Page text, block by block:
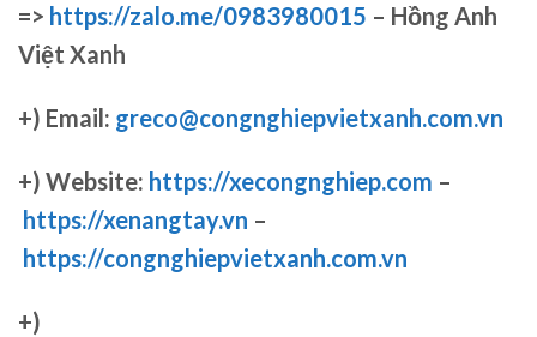
=> https://zalo.me/0983980015 – Hồng Anh
Việt Xanh
+) Email: greco@congnghiepvietxanh.com.vn
+) Website: https://xecongnghiep.com –
https://xenangtay.vn –
https://congnghiepvietxanh.com.vn
+)